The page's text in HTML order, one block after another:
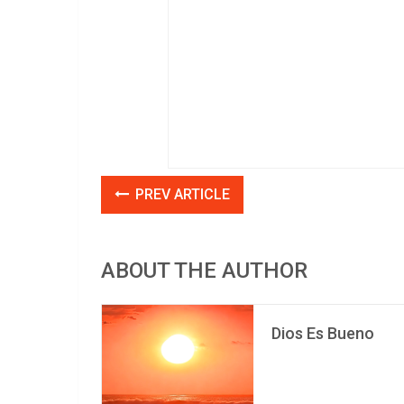
PREV ARTICLE
ABOUT THE AUTHOR
Dios Es Bueno